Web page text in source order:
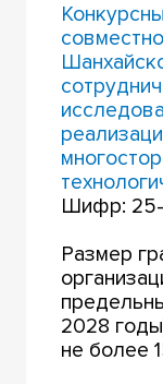
Шифр: 25-
Размер
2028
не более